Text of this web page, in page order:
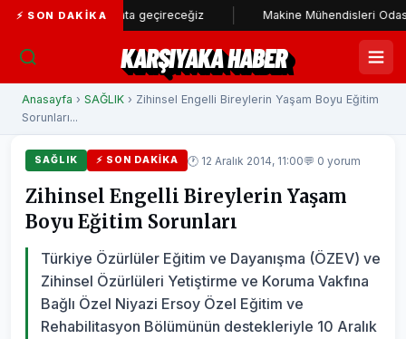
⚡ SON DAKIKA
stadı hayata geçireceğiz Makine Mühendisleri Odası'ndan
KARŞIYAKA HABER
Anasayfa › SAĞLIK › Zihinsel Engelli Bireylerin Yaşam Boyu Eğitim
Sorunları...
SAĞLIK ⚡ SON DAKIKA 🕐 12 Aralık 2014, 11:00💬 0 yorum
Zihinsel Engelli Bireylerin Yaşam
Boyu Eğitim Sorunları
Türkiye Özürlüler Eğitim ve Dayanışma (ÖZEV) ve
Zihinsel Özürlüleri Yetiştirme ve Koruma Vakfına
Bağlı Özel Niyazi Ersoy Özel Eğitim ve
Rehabilitasyon Bölümünün destekleriyle 10 Aralık